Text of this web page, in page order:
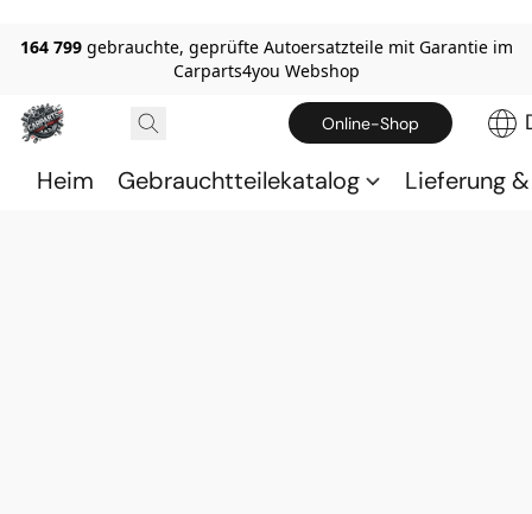
164 799 gebrauchte, geprüfte Autoersatzteile mit Garantie im
Carparts4you Webshop
Online-Shop
Heim Gebrauchtteilekatalog Lieferung